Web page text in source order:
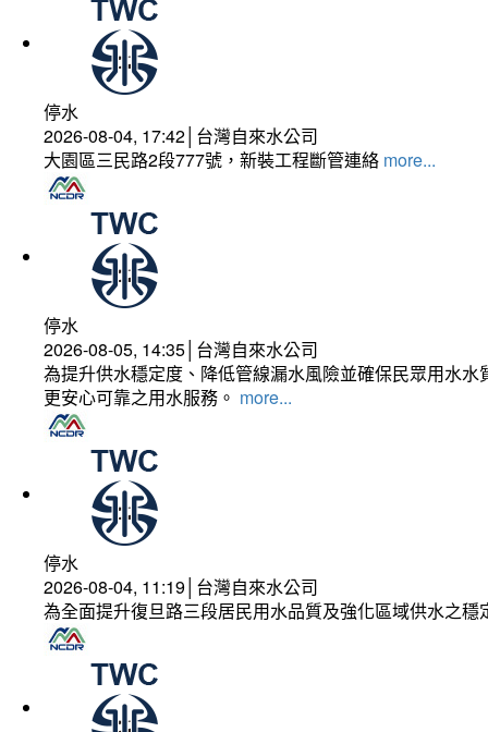
停水
2026-08-04, 17:42│台灣自來水公司
大園區三民路2段777號，新裝工程斷管連絡 more...
停水
2026-08-05, 14:35│台灣自來水公司
為提升供水穩定度、降低管線漏水風險並確保民眾用水
更安心可靠之用水服務。 more...
停水
2026-08-04, 11:19│台灣自來水公司
為全面提升復旦路三段居民用水品質及強化區域供水之